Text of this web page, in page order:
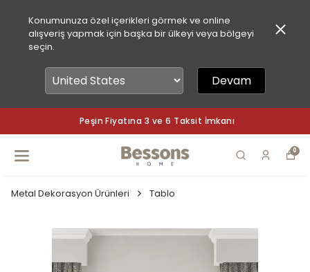
Konumunuza özel içerikleri görmek ve online
alışveriş yapmak için başka bir ülkeyi veya bölgeyi
seçin.
Devam
Peşin Fiyatına 3 ve 6 Taksit İmkanı
0
Metal Dekorasyon Ürünleri Tablo